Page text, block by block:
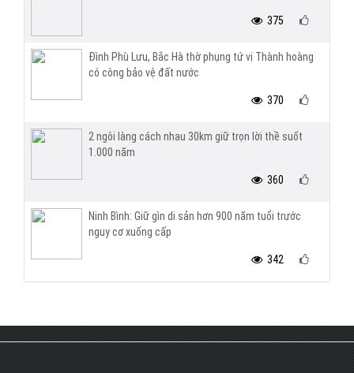
375
Đình Phù Lưu, Bắc Hà thờ phụng tứ vị Thành hoàng
có công bảo vệ đất nước
370
2 ngôi làng cách nhau 30km giữ trọn lời thề suốt
1.000 năm
360
Ninh Bình: Giữ gìn di sản hơn 900 năm tuổi trước
nguy cơ xuống cấp
342